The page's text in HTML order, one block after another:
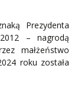
Prezydenta
– nagrodą
małżeństwo
roku została